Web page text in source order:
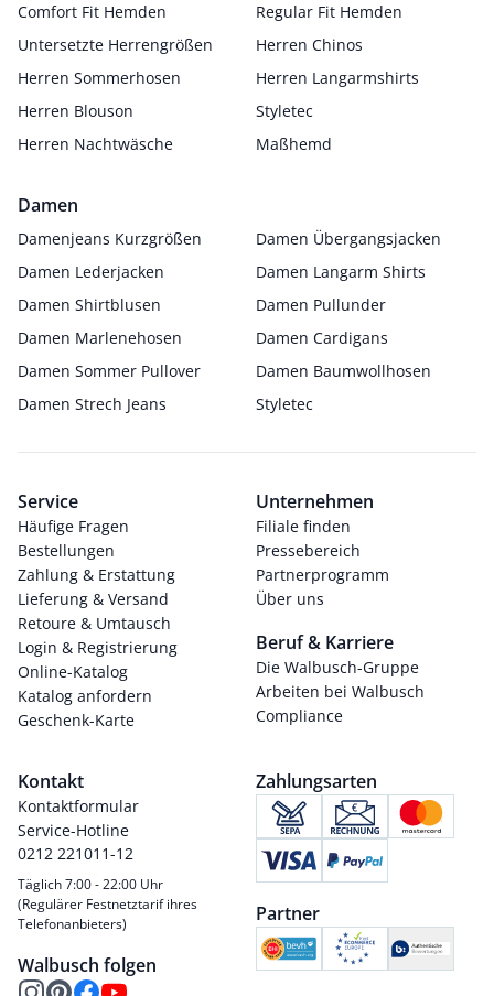
Comfort Fit Hemden
Regular Fit Hemden
Untersetzte Herrengrößen
Herren Chinos
Herren Sommerhosen
Herren Langarmshirts
Herren Blouson
Styletec
Herren Nachtwäsche
Maßhemd
Damen
Damenjeans Kurzgrößen
Damen Übergangsjacken
Damen Lederjacken
Damen Langarm Shirts
Damen Shirtblusen
Damen Pullunder
Damen Marlenehosen
Damen Cardigans
Damen Sommer Pullover
Damen Baumwollhosen
Damen Strech Jeans
Styletec
Service
Häufige Fragen
Bestellungen
Zahlung & Erstattung
Lieferung & Versand
Retoure & Umtausch
Login & Registrierung
Online-Katalog
Katalog anfordern
Geschenk-Karte
Unternehmen
Filiale finden
Pressebereich
Partnerprogramm
Über uns
Beruf & Karriere
Die Walbusch-Gruppe
Arbeiten bei Walbusch
Compliance
Kontakt
Kontaktformular
Service-Hotline
0212 221011-12
Täglich 7:00 - 22:00 Uhr
(Regulärer Festnetztarif ihres
Telefonanbieters)
Walbusch folgen
Zahlungsarten
Partner